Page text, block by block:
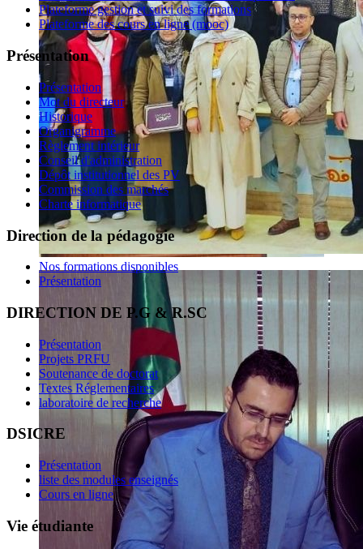
Plateforme gestion et suivi des formations
Plateforme des cours en ligne (mooc)
Présentation
Présentation
Mot du directeur
Historique
Organigramme
Règlement intérieur
Conseil d'administration
Dépôt institutionnel des PV
Commission des marchés
Charte informatique
Direction de la pédagogie
Nos formations disponibles
Présentation
DIRECTION DE P.G & R.SC
Présentation
Projets PRFU
Soutenance de doctorat
Textes Réglementaires
laboratoire de recherche
DSICRE
Présentation
liste des modules enseignés
Cours en ligne
Vie étudiante